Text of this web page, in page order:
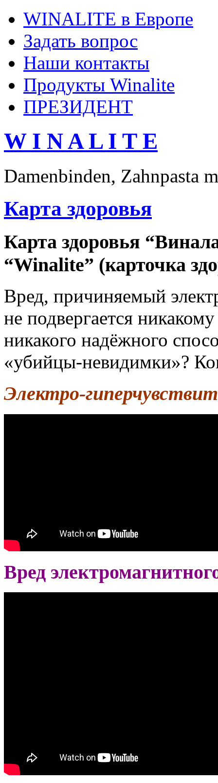
WINALITE в Европе
Задать вопрос
Наши контакты
Продукты Winalite
ПРЕЗИДЕНТ
W I N A L I T E
Damenbinden, Zahnpasta
Карта здоровья
Карта здоровья
“Winalite” (карточка
Вред, причиняемый
не подвергается
никакого надёжного
«убийцы-невидимки»?
Электро-
Вред